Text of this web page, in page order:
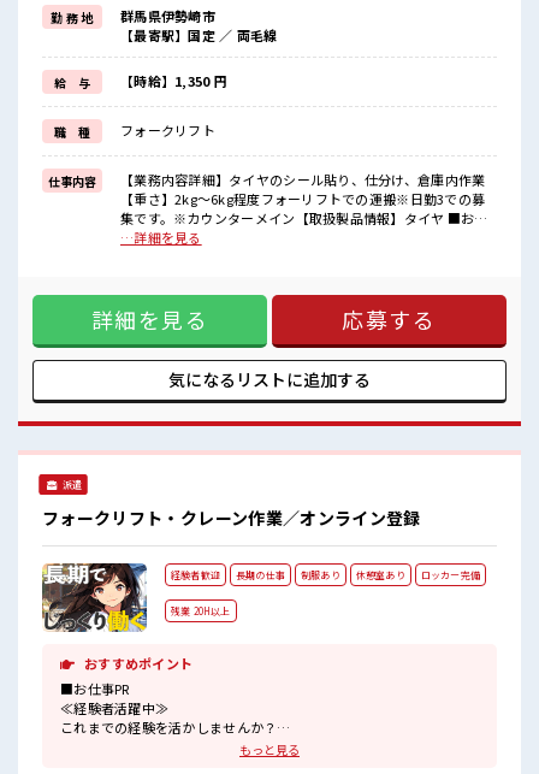
≪髪色自由で自分らしく働く≫
明るすぎたり奇抜でなければ基本的に自由！
(規定有)≪初めての仕事だけど自分にもできそう≫
新しいことにチャレンジするのは不安だけど、
しっかり働く環境が整っています！
イチからスキルUP・ステップUP目指していきましょう！
≪自分に合った期間で働ける≫
福利厚生が整った派遣のお仕事です！
■職場の雰囲気
派手すぎなければ多少のヘアカラーもOKなのはウレシイPoint☆
休憩時間にゆっくりできるスペース完備！
勤 務 地
群馬県伊勢崎市
【最寄駅】国定 ／ 両毛線
給 与 【時給】1,350 円
職 種 フォークリフト
仕事内容
【業務内容詳細】タイヤのシール貼り、仕分け、倉庫内作業
【重さ】2kg～6kg程度フォーリフトでの運搬※日勤3での募
集です。※カウンターメイン【取扱製品情報】タイヤ ■お仕
事PR ≪ちょっとの残業で収入アップ≫ 残業は月20時間未満
るすぎたり奇抜でなければ基本的に自由！ (規定有)≪初めて
の仕事だけど自分にもできそう≫ 新しいことにチャレンジす
るのは不安だけど、 しっかり働く環境が整っています！ イチ
からスキルUP・ステップUP目指していきましょう！ ≪自分
に合った期間で働ける≫ 福利厚生が整った派遣のお仕事で
ス完備！ 職場にはロッカー完備！ 私物の置きすぎには注意が
必要ですね★
…詳細を見る
詳細を見る 応募する
気になるリストに追加する
派遣
フォークリフト・クレーン作業／オンライン登録
経験者歓迎 長期の仕事 制服あり 休憩室あり ロッカー完備
残業 20H以上
おすすめポイント
■お仕事PR
≪経験者活躍中≫
これまでの経験を活かしませんか？
もっと見る